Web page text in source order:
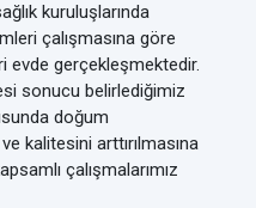
kuruluşlarında
çalışmasına göre
evde gerçekleşmektedir.
sonucu belirlediğimiz
doğum
kalitesini arttırılmasına
çalışmalarımız